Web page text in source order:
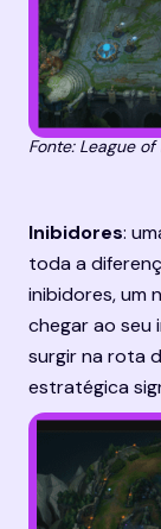
Fonte: League of
Inibidores:
toda a
inibidores, um
chegar ao seu
surgir na rota
estratégica